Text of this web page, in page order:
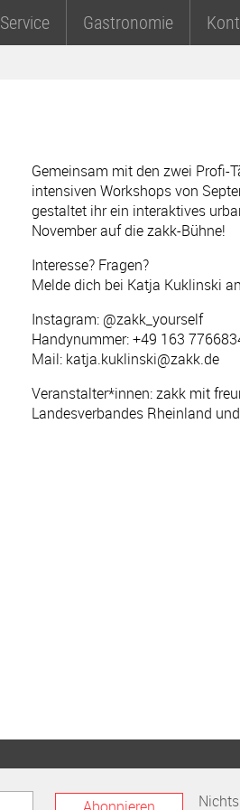
Service Gastronomie
Gemeinsam mit den zwei Profi-
intensiven Workshops von
gestaltet ihr ein interaktives
November auf die zakk-Bühne!
Interesse? Fragen?
Melde dich bei Katja Kuklinski
Instagram: @zakk_yourself
Handynummer: +49 163
Mail: katja.kuklinski@zakk.de
Veranstalter*innen: zakk mit
Landesverbandes Rheinland